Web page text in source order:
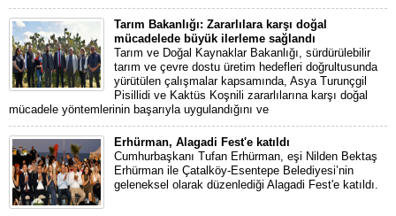
Tarım Bakanlığı: Zararlılara karşı doğal
mücadelede büyük ilerleme sağlandı
Tarım ve Doğal Kaynaklar Bakanlığı, sürdürülebilir
tarım ve çevre dostu üretim hedefleri doğrultusunda
yürütülen çalışmalar kapsamında, Asya Turunçgil
Pisillidi ve Kaktüs Koşnili zararlılarına karşı doğal
mücadele yöntemlerinin başarıyla uygulandığını ve
Erhürman, Alagadi Fest'e katıldı
Cumhurbaşkanı Tufan Erhürman, eşi Nilden Bektaş
Erhürman ile Çatalköy-Esentepe Belediyesi’nin
geleneksel olarak düzenlediği Alagadi Fest'e katıldı.